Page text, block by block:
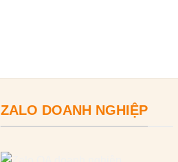
ZALO DOANH NGHIỆP